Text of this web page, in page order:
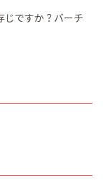
ですか？バーチ